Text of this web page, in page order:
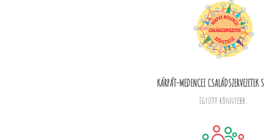
KÁRPÁT-MEDENCEI CSALÁDSZERVEZETEK
Együtt könnyebb...